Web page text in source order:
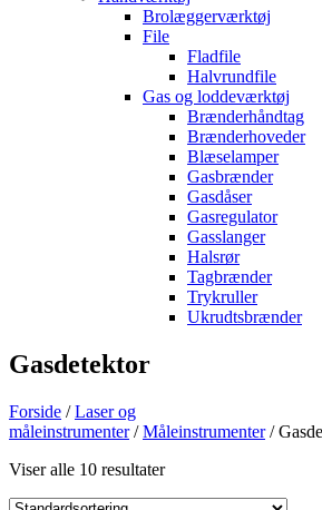
Brolæggerværktøj
File
Fladfile
Halvrundfile
Gas og loddeværktøj
Brænderhåndtag
Brænderhoveder
Blæselamper
Gasbrænder
Gasdåser
Gasregulator
Gasslanger
Halsrør
Tagbrænder
Trykruller
Ukrudtsbrænder
Gasdetektor
Forside /Laser og
måleinstrumenter/Måleinstrumenter/
Viser alle 10 resultater